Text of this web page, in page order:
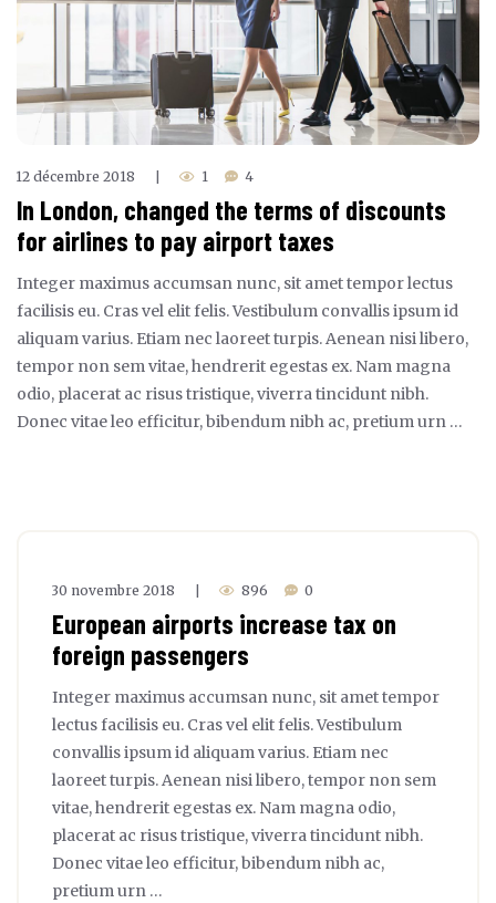
12 décembre 2018 1 4
In London, changed the terms of discounts
for airlines to pay airport taxes
Integer maximus accumsan nunc, sit amet tempor lectus
facilisis eu. Cras vel elit felis. Vestibulum convallis ipsum id
aliquam varius. Etiam nec laoreet turpis. Aenean nisi libero,
tempor non sem vitae, hendrerit egestas ex. Nam magna
odio, placerat ac risus tristique, viverra tincidunt nibh.
Donec vitae leo efficitur, bibendum nibh ac, pretium urn …
30 novembre 2018 896 0
European airports increase tax on
foreign passengers
Integer maximus accumsan nunc, sit amet tempor
lectus facilisis eu. Cras vel elit felis. Vestibulum
convallis ipsum id aliquam varius. Etiam nec
laoreet turpis. Aenean nisi libero, tempor non sem
vitae, hendrerit egestas ex. Nam magna odio,
placerat ac risus tristique, viverra tincidunt nibh.
Donec vitae leo efficitur, bibendum nibh ac,
pretium urn …